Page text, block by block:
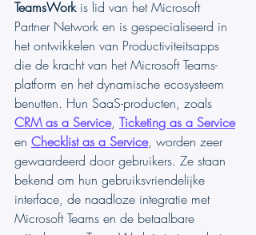
TeamsWork is lid van het Microsoft
Partner Network en is gespecialiseerd in
het ontwikkelen van Productiviteitsapps
die de kracht van het Microsoft Teams-
platform en het dynamische ecosysteem
benutten. Hun SaaS-producten, zoals
CRM as a Service, Ticketing as a Service
en Checklist as a Service, worden zeer
gewaardeerd door gebruikers. Ze staan
bekend om hun gebruiksvriendelijke
interface, de naadloze integratie met
Microsoft Teams en de betaalbare